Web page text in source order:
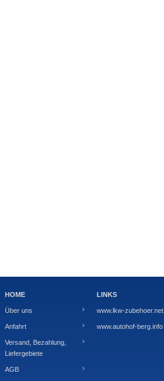
HOME
Über uns
Anfahrt
Versand, Bezahlung,
Liefergebiete
AGB
LINKS
www.lkw-zubehoer.net
www.autohof-berg.info